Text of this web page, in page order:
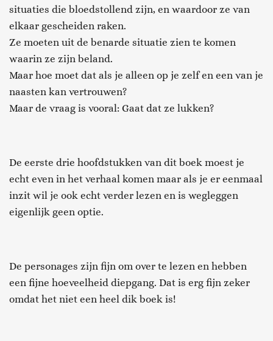
situaties die bloedstollend zijn, en waardoor ze van
elkaar gescheiden raken.
Ze moeten uit de benarde situatie zien te komen
waarin ze zijn beland.
Maar hoe moet dat als je alleen op je zelf en een van je
naasten kan vertrouwen?
Maar de vraag is vooral: Gaat dat ze lukken?
De eerste drie hoofdstukken van dit boek moest je
echt even in het verhaal komen maar als je er eenmaal
inzit wil je ook echt verder lezen en is wegleggen
eigenlijk geen optie.
De personages zijn fijn om over te lezen en hebben
een fijne hoeveelheid diepgang. Dat is erg fijn zeker
omdat het niet een heel dik boek is!